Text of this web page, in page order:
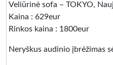
Veliūrinė sofa – TOKYO,
Kaina : 629eur
Rinkos kaina : 1800eur
Neryškus audinio įbrėžimas